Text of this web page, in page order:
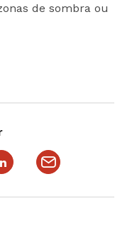
de sombra ou